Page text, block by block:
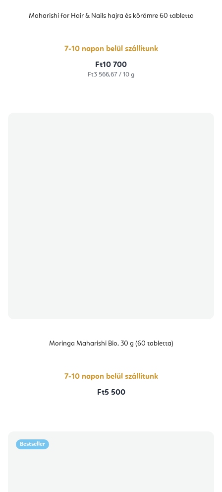
Maharishi for Hair & Nails hajra és körömre 60 tabletta
7-10 napon belül szállítunk
Ft10 700
Egységár:
Ft3 566,67 / 10 g
Moringa Maharishi Bio, 30 g (60 tabletta)
7-10 napon belül szállítunk
Ft5 500
Bestseller